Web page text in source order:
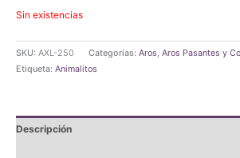
Sin existencias
SKU: AXL-250 Categorías: Aros, Aros Pasantes y
Etiqueta: Animalitos
Descripción